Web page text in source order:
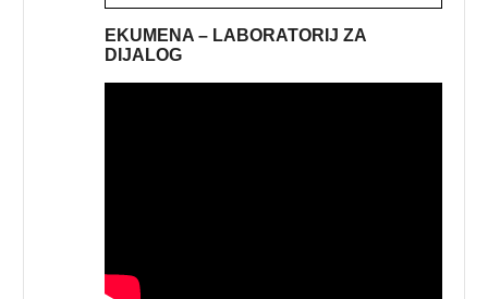
EKUMENA – LABORATORIJ ZA
DIJALOG